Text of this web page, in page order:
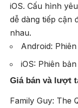
iOS. Cấu hình
dễ dàng tiếp cận
nhau.
Android:
iOS: Phiên
Giá bán và lượt
Family Guy: The